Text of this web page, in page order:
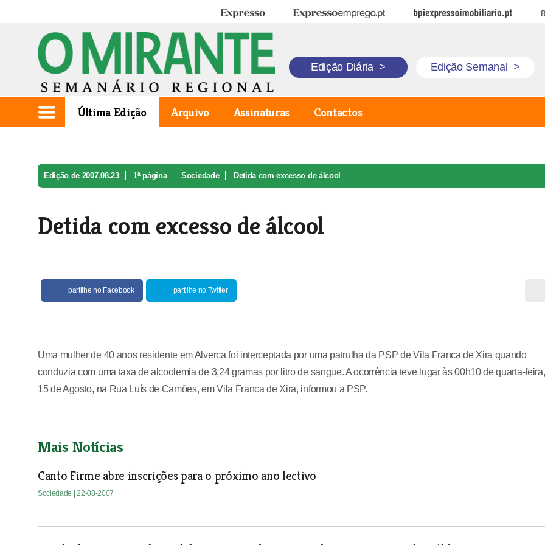
Expresso Expresso Emprego BPI Expresso Imobiliário
Edição Diária > Edição Semanal >
Última Edição Arquivo Assinaturas Contactos
Edição de 2007.08.23 1ª página Sociedade Detida com excesso de álcool
Detida com excesso de álcool
partilhe no Facebook partilhe no Twitter
Uma mulher de 40 anos residente em Alverca foi interceptada por uma patrulha da PSP de Vila Franca de Xira quando
conduzia com uma taxa de alcoolemia de 3,24 gramas por litro de sangue. A ocorrência teve lugar às 00h10 de quarta-feira,
15 de Agosto, na Rua Luís de Camões, em Vila Franca de Xira, informou a PSP.
Mais Notícias
Canto Firme abre inscrições para o próximo ano lectivo
Sociedade | 22-08-2007